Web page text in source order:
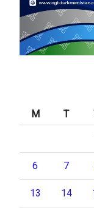
M
T
6 7
13 14